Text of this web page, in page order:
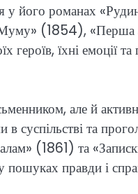
у його романах
(1854),
героїв, їхні емоції
але й
в суспільстві та
(1861) та
пошуках правди і